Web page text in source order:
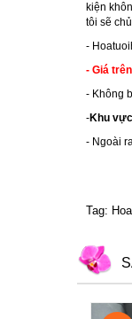
kiện
tôi sẽ
-
- Giá
- Không
-Khu
- Ngoài
Tag: